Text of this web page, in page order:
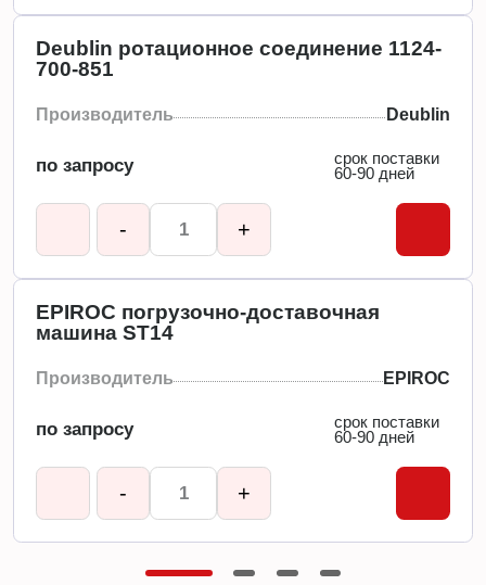
Deublin ротационное соединение 1124-
700-851
Производитель Deublin
по запросу
срок поставки
60-90 дней
- +
EPIROC погрузочно-доставочная
машина ST14
Производитель EPIROC
по запросу
срок поставки
60-90 дней
- +